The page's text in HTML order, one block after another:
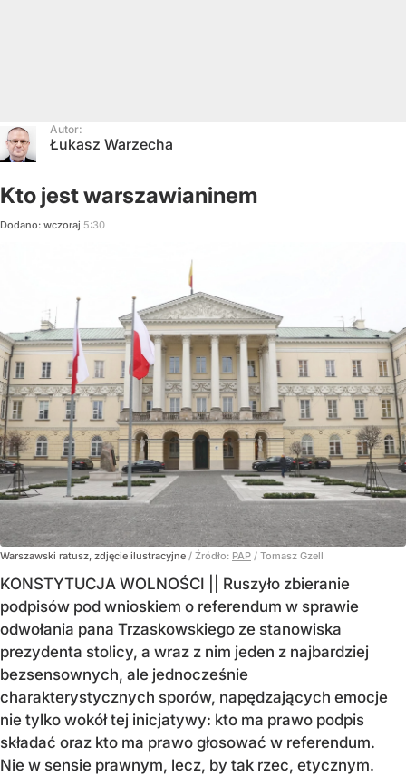
Autor:
Łukasz Warzecha
Kto jest warszawianinem
Dodano: wczoraj 5:30
Warszawski ratusz, zdjęcie ilustracyjne / Źródło: PAP / Tomasz Gzell
KONSTYTUCJA WOLNOŚCI || Ruszyło zbieranie
podpisów pod wnioskiem o referendum w sprawie
odwołania pana Trzaskowskiego ze stanowiska
prezydenta stolicy, a wraz z nim jeden z najbardziej
bezsensownych, ale jednocześnie
charakterystycznych sporów, napędzających emocje
nie tylko wokół tej inicjatywy: kto ma prawo podpis
składać oraz kto ma prawo głosować w referendum.
Nie w sensie prawnym, lecz, by tak rzec, etycznym.